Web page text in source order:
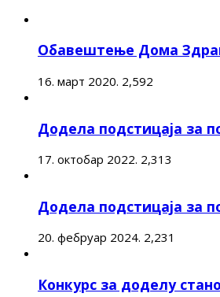
Обавештење Дома
16. март 2020. 2,592
Додела подстицаја за
17. октобар 2022. 2,313
Додела подстицаја за
20. фебруар 2024. 2,231
Конкурс за доделу